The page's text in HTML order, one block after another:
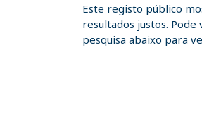
Este registo público
resultados justos.
pesquisa abaixo para